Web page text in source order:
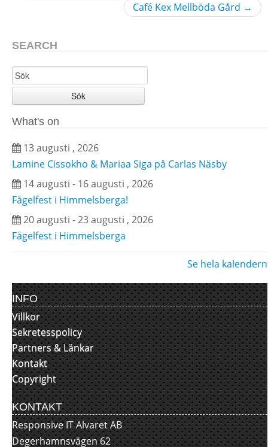
Café Kex Mellböda Gård →
SEARCH
Sök
What's on
13 augusti , 2026
Lamine Cissokho & Mariaa Siga på Carlas Näsby
14 augusti - 16 augusti , 2026
Fågelfest i Himmelsberga!
20 augusti - 23 augusti , 2026
Fågelfest i Himmelsberga
Se hela kalendern
INFO
Villkor
Sekretesspolicy
Partners & Länkar
Kontakt
Copyright
KONTAKT
Responsive IT Alvaret AB
Degerhamnsvägen 62